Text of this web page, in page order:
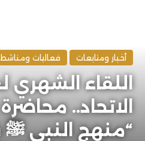
أخبار ومتابعات فعاليات ومناشط
اللقاء الشهري
الاتحاد..
“منهج النبي ﷺ